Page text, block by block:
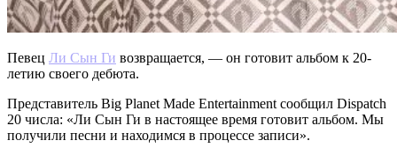
Певец Ли Сын Ги возвращается, — он готовит альбом к 20-
летию своего дебюта.
Представитель Big Planet Made Entertainment сообщил Dispatch
20 числа: «Ли Сын Ги в настоящее время готовит альбом. Мы
получили песни и находимся в процессе записи».